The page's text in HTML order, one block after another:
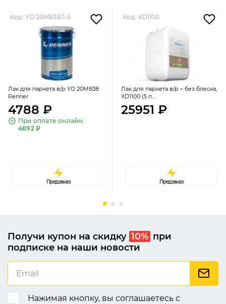
Код: YO 20M838/1-5
Лак для паркета в/р YO 20M838
Renner
4788 ₽
При оплате онлайн:
4692 ₽
Предзаказ
Код: XD1100
Лак для паркета в/р – без блеска,
XD1100 (5 л...
25951 ₽
Предзаказ
Получи купон на скидку 10% при
подписке на наши новости
Нажимая кнопку, вы соглашаетесь с